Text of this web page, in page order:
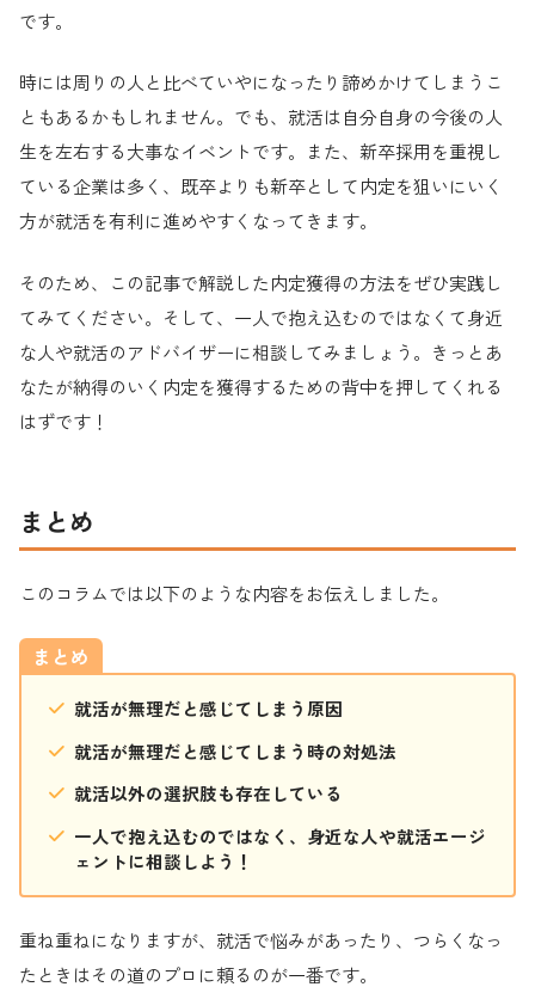
です。
時には周りの人と比べていやになったり諦めかけてしまうこ
ともあるかもしれません。でも、就活は自分自身の今後の人
生を左右する大事なイベントです。また、新卒採用を重視し
ている企業は多く、既卒よりも新卒として内定を狙いにいく
方が就活を有利に進めやすくなってきます。
そのため、この記事で解説した内定獲得の方法をぜひ実践し
てみてください。そして、一人で抱え込むのではなくて身近
な人や就活のアドバイザーに相談してみましょう。きっとあ
なたが納得のいく内定を獲得するための背中を押してくれる
はずです！
まとめ
このコラムでは以下のような内容をお伝えしました。
まとめ
就活が無理だと感じてしまう原因
就活が無理だと感じてしまう時の対処法
就活以外の選択肢も存在している
一人で抱え込むのではなく、身近な人や就活エージ
ェントに相談しよう！
重ね重ねになりますが、就活で悩みがあったり、つらくなっ
たときはその道のプロに頼るのが一番です。